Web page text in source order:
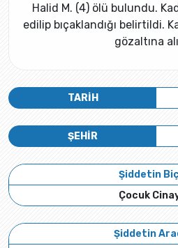
Halid M. (4) ölü bulundu.
edilip bıçaklandığı belirtildi.
gözaltına
TARİH
ŞEHİR
Şiddetin
Çocuk
Şiddetin